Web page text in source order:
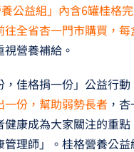
公益組」內含6罐桂格
全省杏一門市購買，
營養補給。
佳格捐一份」公益行動
一份，幫助弱勢長者，杏
康成為大家關注的重
理師」。桂格營養公